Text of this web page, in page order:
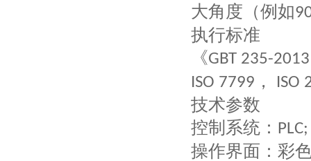
大角度（例如
执行标准
《GBT 235-
ISO 7799 ， ISO
技术参数
控制系统： PLC;
操作界面：彩